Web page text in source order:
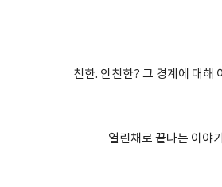
친한. 안친한? 그 경계에 대해
열린채로 끝나는 이야